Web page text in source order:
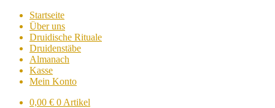
Startseite
Über uns
Druidische Rituale
Druidenstäbe
Almanach
Kasse
Mein Konto
0,00 € 0 Artikel